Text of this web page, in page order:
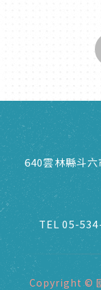
640雲林縣斗
TEL 05-
Copyright ©